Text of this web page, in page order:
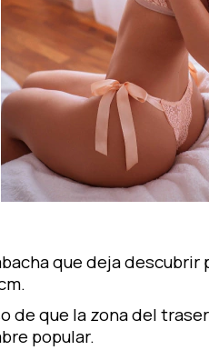
que deja descubrir
de que la zona del
popular.